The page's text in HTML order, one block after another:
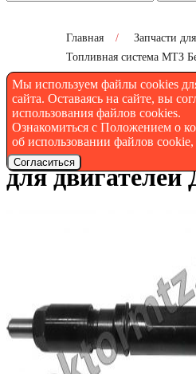
Мы используем файлы cookies
сайта. Оставаясь на сайте, вы
использования файлов cookies.
Ознакомиться с Положением о
об использовании файлов
Согласиться
Главная / Запчасти
Топливная система МТЗ
172.1112010-11.01
Д-243,245,260
172.1112010-
для двигателей